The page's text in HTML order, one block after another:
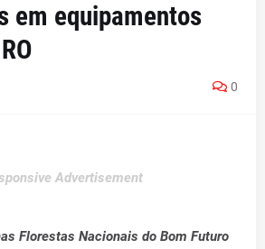
em equipamentos
0
Advertisement
Florestas Nacionais do Bom Futuro